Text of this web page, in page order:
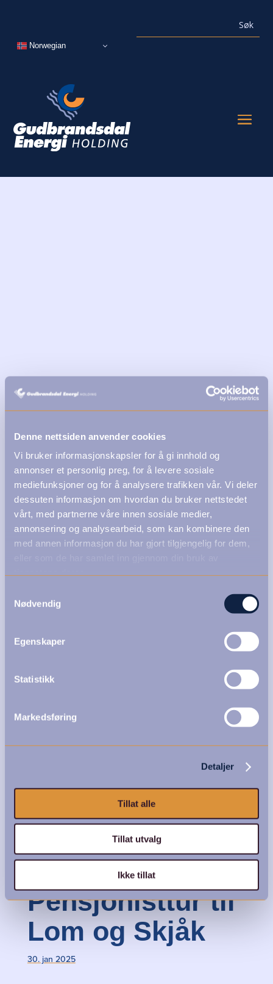
Denne nettsiden anvender cookies
Vi bruker informasjonskapsler for å gi innhold og
annonser et personlig preg, for å levere sosiale
mediefunksjoner og for å analysere trafikken vår. Vi deler
dessuten informasjon om hvordan du bruker nettstedet
vårt, med partnerne våre innen sosiale medier,
annonsering og analysearbeid, som kan kombinere den
med annen informasjon du har gjort tilgjengelig for dem,
Nødvendig
Egenskaper
Statistikk
Markedsføring
Detaljer
Tillat alle
Tillat utvalg
Ikke tillat
Norwegian
Pensjonisttur til
Lom og Skjåk
30. jan 2025